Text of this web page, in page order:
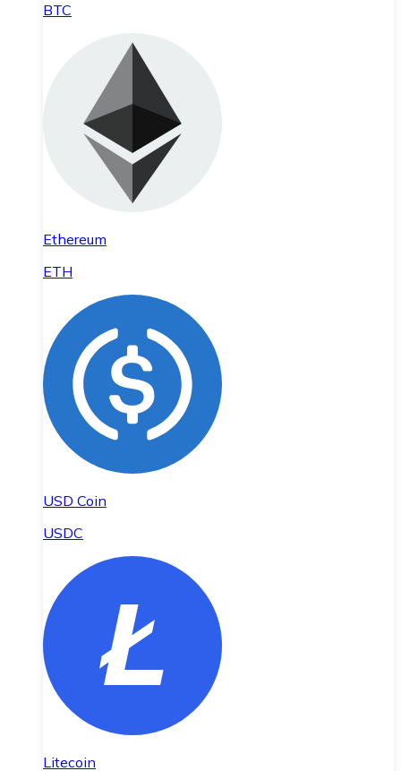
BTC
Ethereum
ETH
USD Coin
USDC
Litecoin